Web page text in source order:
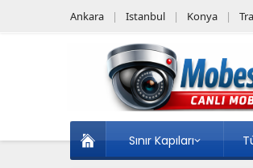
Ankara Istanbul Konya
Sınır Kapıları